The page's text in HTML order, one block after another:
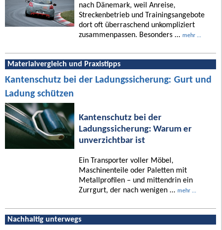
nach Dänemark, weil Anreise,
Streckenbetrieb und Trainingsangebote
dort oft überraschend unkompliziert
zusammenpassen. Besonders ... mehr ...
Materialvergleich und Praxistipps
Kantenschutz bei der Ladungssicherung: Gurt und
Ladung schützen
Kantenschutz bei der
Ladungssicherung: Warum er
unverzichtbar ist
Ein Transporter voller Möbel,
Maschinenteile oder Paletten mit
Metallprofilen – und mittendrin ein
Zurrgurt, der nach wenigen ... mehr ...
Nachhaltig unterwegs